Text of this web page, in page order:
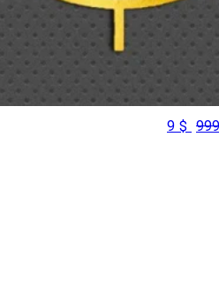
قیمت
$
9 قیمت